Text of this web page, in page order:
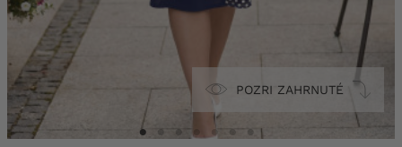
POZRI ZAHRNUTÉ